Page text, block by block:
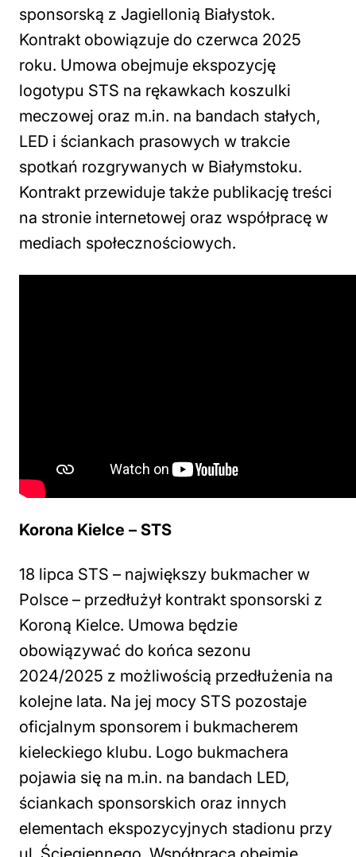
sponsorską z Jagiellonią Białystok.
Kontrakt obowiązuje do czerwca 2025
roku. Umowa obejmuje ekspozycję
logotypu STS na rękawkach koszulki
meczowej oraz m.in. na bandach stałych,
LED i ściankach prasowych w trakcie
spotkań rozgrywanych w Białymstoku.
Kontrakt przewiduje także publikację treści
na stronie internetowej oraz współpracę w
mediach społecznościowych.
Korona Kielce – STS
18 lipca STS – największy bukmacher w
Polsce – przedłużył kontrakt sponsorski z
Koroną Kielce. Umowa będzie
obowiązywać do końca sezonu
2024/2025 z możliwością przedłużenia na
kolejne lata. Na jej mocy STS pozostaje
oficjalnym sponsorem i bukmacherem
kieleckiego klubu. Logo bukmachera
pojawia się na m.in. na bandach LED,
ściankach sponsorskich oraz innych
elementach ekspozycyjnych stadionu przy